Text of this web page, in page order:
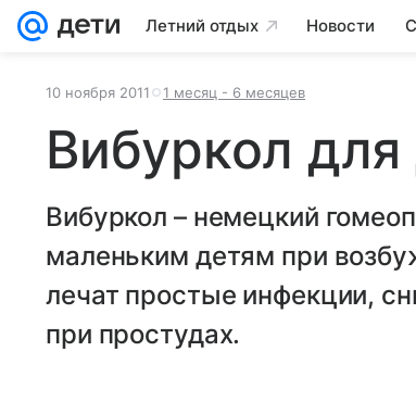
Летний отдых Новости
10 ноября 2011 1 месяц - 6 месяцев
Вибуркол для
Вибуркол – немецкий
маленьким детям при
лечат простые инфекции,
при простудах.